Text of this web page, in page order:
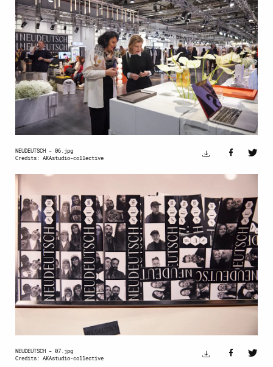
NEUDEUTSCH - 06.jpg
Credits: AKAstudio-collective
NEUDEUTSCH - 07.jpg
Credits: AKAstudio-collective